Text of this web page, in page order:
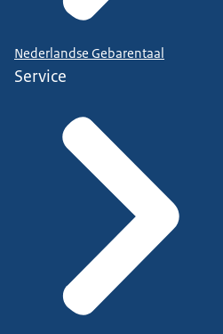
Nederlandse Gebarentaal
Service